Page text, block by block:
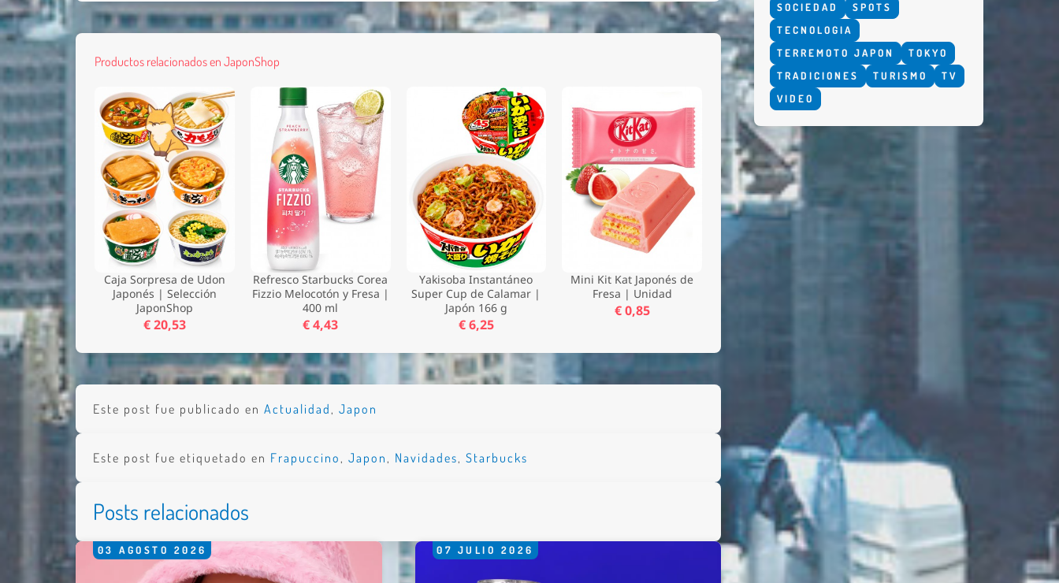
Productos relacionados en JaponShop
Caja Sorpresa de Udon
Japonés | Selección
JaponShop
€ 20,53
Refresco Starbucks Corea
Fizzio Melocotón y Fresa |
400 ml
€ 4,43
Yakisoba Instantáneo
Super Cup de Calamar |
Japón 166 g
€ 6,25
Mini Kit Kat Japonés de
Fresa | Unidad
€ 0,85
Este post fue publicado enActualidad ,Japon
Este post fue etiquetado en Frapuccino ,Japon , Navidades,Starbucks
Posts relacionados
03 AGOSTO 2026 07 JULIO 2026
SOCIEDAD
SPOTS
TECNOLOGIA
TERREMOTO JAPON
TOKYO
TRADICIONES
TURISMO
TV
VIDEO